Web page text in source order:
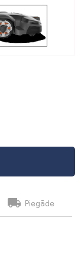
Piegāde